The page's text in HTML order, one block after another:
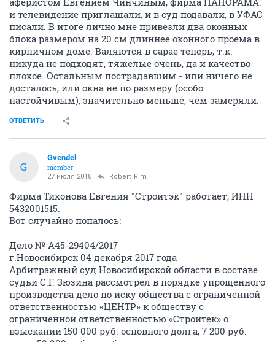
и телевидение приглашали, и в суд подавали, в УФАС
писали. В итоге лично мне привезли два оконных
блока размером на 20 см длиннее оконного проема в
кирпичном доме. Валяются в сарае теперь, т.к.
никуда не подходят, тяжелые очень, да и качество
плохое. Остальным пострадавшим - или ничего не
досталось, или окна не по размеру (особо
настойчивым), значительно меньше, чем замеряли.
ОТВЕТИТЬ
G
Gvendel
member
27 июля 2018 Robert_Rim
Фирма Тихонова Евгения "Стройтэк" работает, ИНН
5432001515.
Вот случайно попалось:
Дело № А45-29404/2017
г.Новосибирск 04 декабря 2017 года
Арбитражный суд Новосибирской области в составе
судьи С.Г. Зюзина рассмотрел в порядке упрощенного
производства дело по иску общества с ограниченной
ответственностью «ЦЕНТР» к обществу с
ограниченной ответственностью «Стройтек» о
взыскании 150 000 руб. основного долга, 7 200 руб.